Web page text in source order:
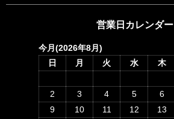
営業日カレンダー
今月(2026年8月)
日
月 火 水 木
2
3 4 5 6
9
10 11 12 13